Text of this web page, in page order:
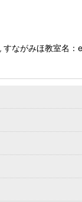
すながみほ教室名